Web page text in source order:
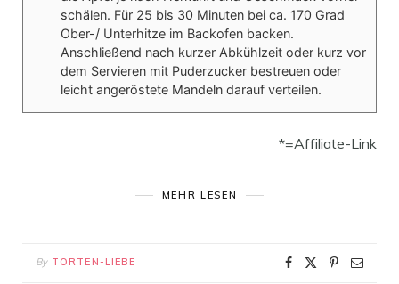
schälen. Für 25 bis 30 Minuten bei ca. 170 Grad
Ober-/ Unterhitze im Backofen backen.
Anschließend nach kurzer Abkühlzeit oder kurz vor
dem Servieren mit Puderzucker bestreuen oder
leicht angeröstete Mandeln darauf verteilen.
*=Affiliate-Link
MEHR LESEN
By TORTEN-LIEBE